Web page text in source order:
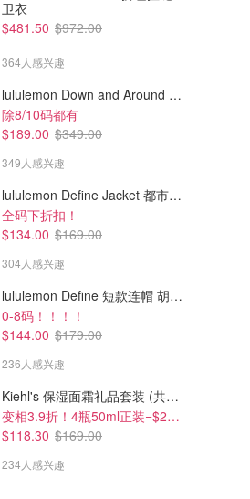
止痒
$9.49
Stingose 止痒修复凝胶
Chemist Warehouse
卫衣
$481.50 $972.00
364人感兴趣
lululemon Down and Around 羽绒夹克
除8/10码都有
$189.00 $349.00
349人感兴趣
lululemon Define Jacket 都市沙棕
全码下折扣！
$134.00 $169.00
304人感兴趣
lululemon Define 短款连帽 胡桃棕
0-8码！！！！
$144.00 $179.00
236人感兴趣
Kiehl's 保湿面霜礼品套装 (共200ml)
变相3.9折！4瓶50ml正装=$29/瓶
$118.30 $169.00
234人感兴趣